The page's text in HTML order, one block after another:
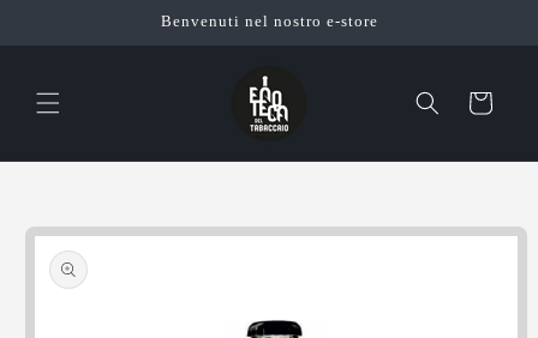
ai contenuti
Benvenuti nel nostro e-store
Carrello
informazioni
sul prodotto